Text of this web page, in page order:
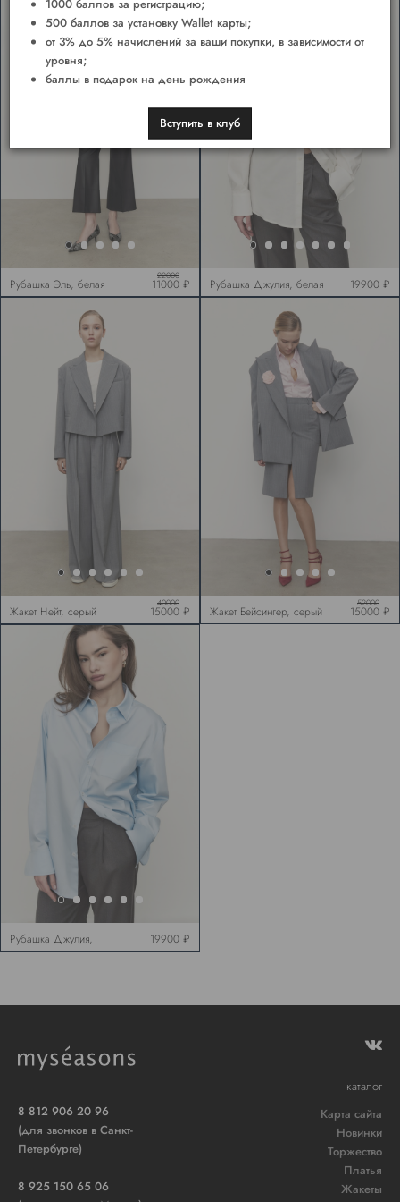
Рубашка Эль, белая
22000
11000 ₽ Рубашка Джулия, белая 19900 ₽
Жакет Нейт, серый
40000
15000 ₽ Жакет Бейсингер, серый
52000
15000 ₽
Рубашка Джулия,
голубая
19900 ₽
8 812 906 20 96
(для звонков в Санкт-
Петербурге)
8 925 150 65 06
каталог
Карта сайта
Новинки
Торжество
Платья
Жакеты
1000 баллов за регистрацию;
500 баллов за установку Wallet карты;
от 3% до 5% начислений за ваши покупки, в зависимости от
уровня;
баллы в подарок на день рождения
Вступить в клуб